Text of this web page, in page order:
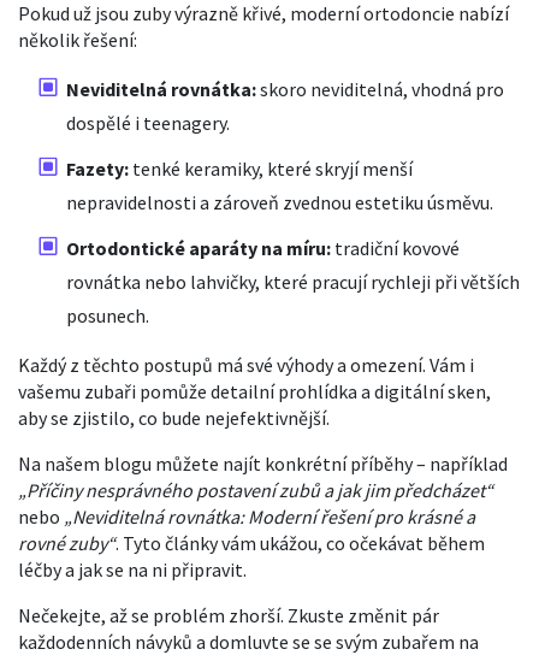
Pokud už jsou zuby výrazně křivé, moderní ortodoncie nabízí
několik řešení:
Neviditelná rovnátka:skoro neviditelná, vhodná pro
dospělé i teenagery.
Fazety: tenké keramiky, které skryjí menší
nepravidelnosti a zároveň zvednou estetiku úsměvu.
Ortodontické aparáty na míru: tradiční kovové
rovnátka nebo lahvičky, které pracují rychleji při větších
posunech.
Každý z těchto postupů má své výhody a omezení. Vám i
vašemu zubaři pomůže detailní prohlídka a digitální sken,
aby se zjistilo, co bude nejefektivnější.
Na našem blogu můžete najít konkrétní příběhy – například
„Příčiny nesprávného postavení zubů a jak jim předcházet“
nebo „Neviditelná rovnátka: Moderní řešení pro krásné a
rovné zuby“. Tyto články vám ukážou, co očekávat během
léčby a jak se na ni připravit.
Nečekejte, až se problém zhorší. Zkuste změnit pár
každodenních návyků a domluvte se se svým zubařem na